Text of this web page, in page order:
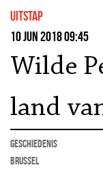
uitstap
10 jun 2018 09:45
Wilde
land
geschiedenis
Brussel